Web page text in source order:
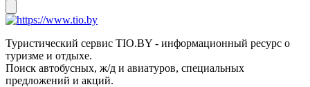
Туристический сервис TIO.BY - информационный ресурс о
туризме и отдыхе.
Поиск автобусных, ж/д и авиатуров, специальных
предложений и акций.